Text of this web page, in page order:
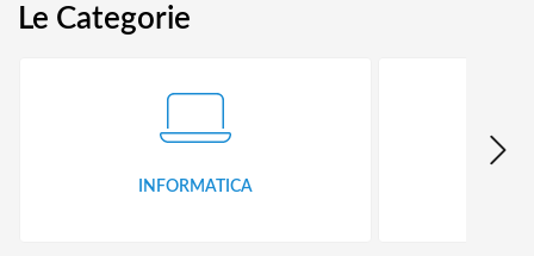
Le Categorie
INFORMATICA